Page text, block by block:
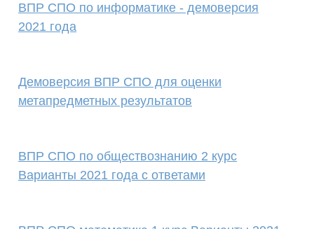
ВПР СПО по информатике - демоверсия
2021 года
Демоверсия ВПР СПО для оценки
метапредметных результатов
ВПР СПО по обществознанию 2 курс
Варианты 2021 года с ответами